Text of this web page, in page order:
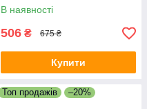
В наявності
506 ₴ 675 ₴
Купити
Топ продажів –20%